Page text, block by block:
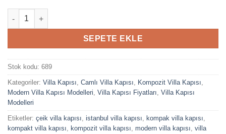
Ahşap Desenli Kompozit Villa Kapısı Modelleri 689 adet
SEPETE EKLE
Stok kodu: 689
Kategoriler: Villa Kapısı, Camlı Villa Kapısı, Kompozit Villa Kapısı,
Modern Villa Kapısı Modelleri, Villa Kapısı Fiyatları, Villa Kapısı
Modelleri
Etiketler: çeik villa kapısı, istanbul villa kapısı, kompak villa kapısı,
kompakt villa kapısı, kompozit villa kapısı, modern villa kapısı, villa